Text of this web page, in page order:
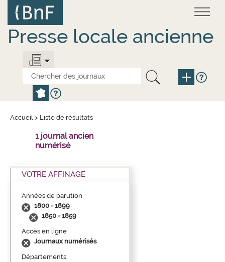
contenu
principal
Presse locale ancienne
Accueil > Liste de résultats
1 journal ancien
numérisé
VOTRE AFFINAGE
Années de parution
1800 - 1899
1850 - 1859
Accès en ligne
Journaux numérisés
Départements
Panneau de gestion des cookies